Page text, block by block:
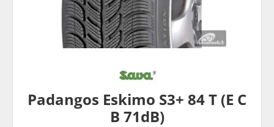
Padangos Eskimo S3+ 84 T (E C
B 71dB)